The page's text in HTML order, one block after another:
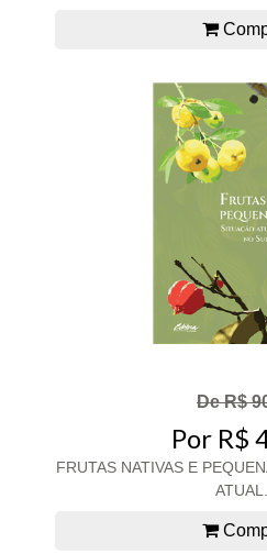
De R$
Por R$
FRUTAS NATIVAS E
ATUAL...